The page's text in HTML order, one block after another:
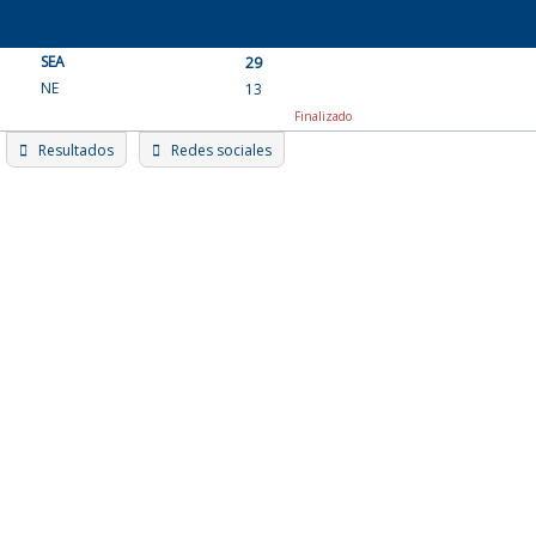
content
SEA
29
NE
13
Finalizado
Resultados Redes sociales